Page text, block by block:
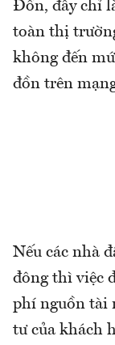
Đồn, đây chỉ
toàn thị
không đến
đồn trên
Nếu các nhà
đông thì việc
phí nguồn tài
tư của khách